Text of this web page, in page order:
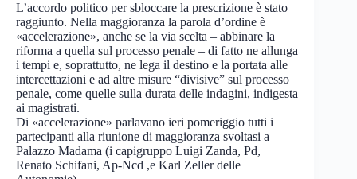
L’accordo politico per sbloccare la prescrizione è stato
raggiunto. Nella maggioranza la parola d’ordine è
«accelerazione», anche se la via scelta – abbinare la
riforma a quella sul processo penale – di fatto ne allunga
i tempi e, soprattutto, ne lega il destino e la portata alle
intercettazioni e ad altre misure “divisive” sul processo
penale, come quelle sulla durata delle indagini, indigesta
ai magistrati.
Di «accelerazione» parlavano ieri pomeriggio tutti i
partecipanti alla riunione di maggioranza svoltasi a
Palazzo Madama (i capigruppo Luigi Zanda, Pd,
Renato Schifani, Ap-Ncd ,e Karl Zeller delle